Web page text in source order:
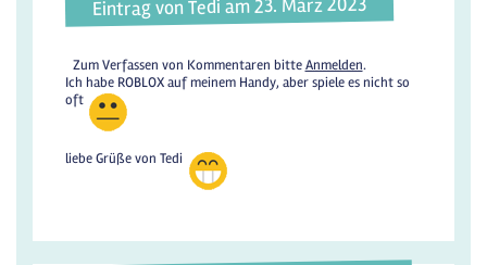
Eintrag von Tedi am 23. März 2023
Zum Verfassen von Kommentaren bitteAnmelden.
Ich habe ROBLOX auf meinem Handy, aber spiele es nicht so
oft
liebe Grüße von Tedi